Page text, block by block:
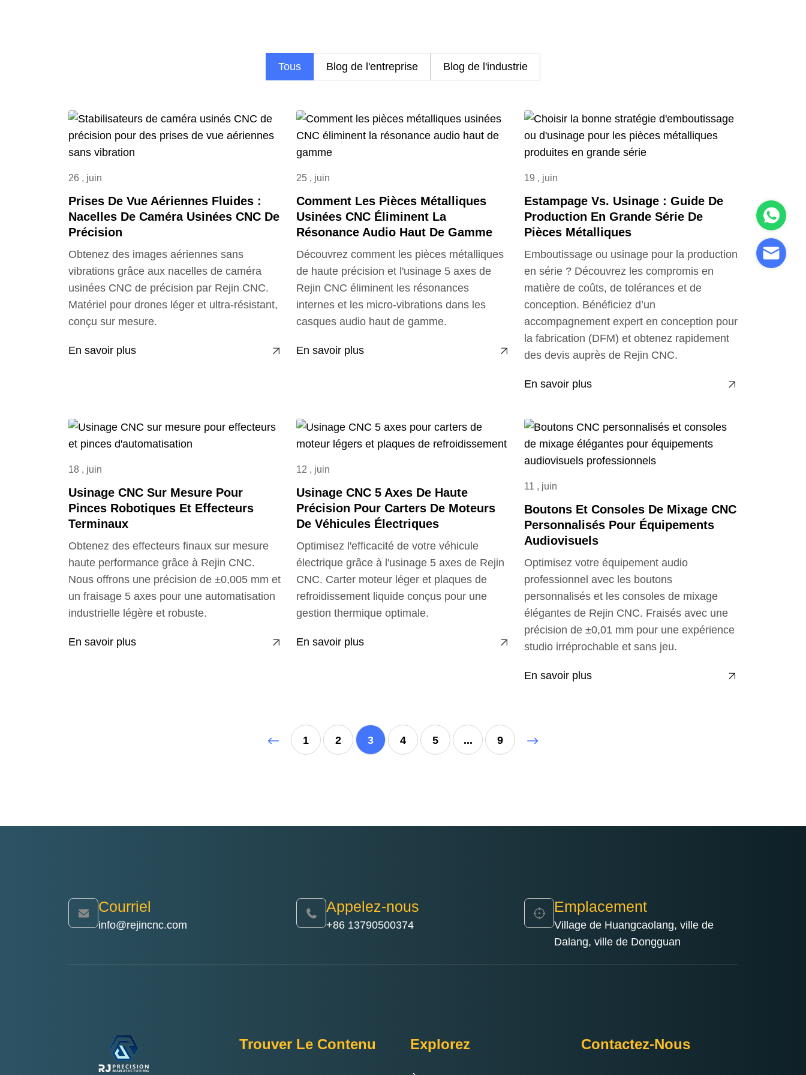
Tous Blog de l'entreprise Blog de l'industrie
26 , juin
Prises De Vue Aériennes Fluides :
Nacelles De Caméra Usinées CNC De
Précision
Obtenez des images aériennes sans
vibrations grâce aux nacelles de caméra
usinées CNC de précision par Rejin CNC.
Matériel pour drones léger et ultra-résistant,
conçu sur mesure.
En savoir plus
25 , juin
Comment Les Pièces Métalliques
Usinées CNC Éliminent La
Résonance Audio Haut De Gamme
Découvrez comment les pièces métalliques
de haute précision et l'usinage 5 axes de
Rejin CNC éliminent les résonances
internes et les micro-vibrations dans les
casques audio haut de gamme.
En savoir plus
19 , juin
Estampage Vs. Usinage : Guide De
Production En Grande Série De
Pièces Métalliques
Emboutissage ou usinage pour la production
en série ? Découvrez les compromis en
matière de coûts, de tolérances et de
conception. Bénéficiez d’un
accompagnement expert en conception pour
la fabrication (DFM) et obtenez rapidement
des devis auprès de Rejin CNC.
En savoir plus
18 , juin
Usinage CNC Sur Mesure Pour
Pinces Robotiques Et Effecteurs
Terminaux
Obtenez des effecteurs finaux sur mesure
haute performance grâce à Rejin CNC.
Nous offrons une précision de ±0,005 mm et
un fraisage 5 axes pour une automatisation
industrielle légère et robuste.
En savoir plus
12 , juin
Usinage CNC 5 Axes De Haute
Précision Pour Carters De Moteurs
De Véhicules Électriques
Optimisez l'efficacité de votre véhicule
électrique grâce à l'usinage 5 axes de Rejin
CNC. Carter moteur léger et plaques de
refroidissement liquide conçus pour une
gestion thermique optimale.
En savoir plus
11 , juin
Boutons Et Consoles De Mixage CNC
Personnalisés Pour Équipements
Audiovisuels
Optimisez votre équipement audio
professionnel avec les boutons
personnalisés et les consoles de mixage
élégantes de Rejin CNC. Fraisés avec une
précision de ±0,01 mm pour une expérience
studio irréprochable et sans jeu.
En savoir plus
1 2 3 4 5 ... 9
Courriel
info@rejincnc.com
Appelez-nous
+86 13790500374
Emplacement
Village de Huangcaolang, ville de
Dalang, ville de Dongguan
Trouver Le Contenu Explorez Contactez-Nous